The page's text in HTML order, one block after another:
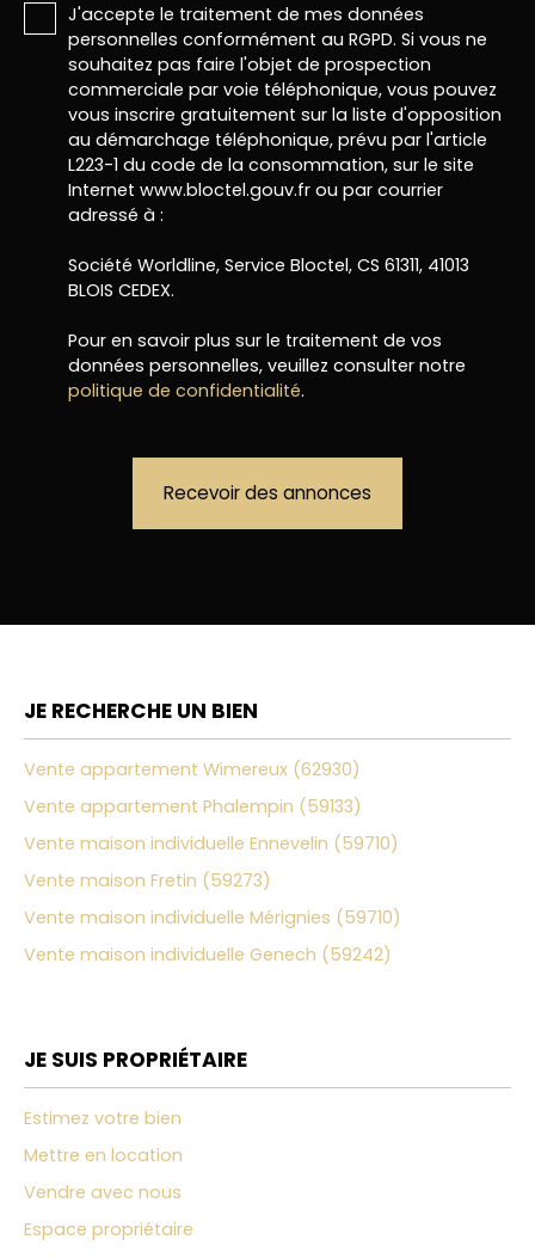
J'accepte le traitement de mes données
personnelles conformément au RGPD. Si vous ne
souhaitez pas faire l'objet de prospection
commerciale par voie téléphonique, vous pouvez
vous inscrire gratuitement sur la liste d'opposition
au démarchage téléphonique, prévu par l'article
L223-1 du code de la consommation, sur le site
Internet www.bloctel.gouv.fr ou par courrier
adressé à :
Société Worldline, Service Bloctel, CS 61311, 41013
BLOIS CEDEX.
Pour en savoir plus sur le traitement de vos
données personnelles, veuillez consulter notre
politique de confidentialité.
Recevoir des annonces
JE RECHERCHE UN BIEN
Vente appartement Wimereux (62930)
Vente appartement Phalempin (59133)
Vente maison individuelle Ennevelin (59710)
Vente maison Fretin (59273)
Vente maison individuelle Mérignies (59710)
Vente maison individuelle Genech (59242)
JE SUIS PROPRIÉTAIRE
Estimez votre bien
Mettre en location
Vendre avec nous
Espace propriétaire